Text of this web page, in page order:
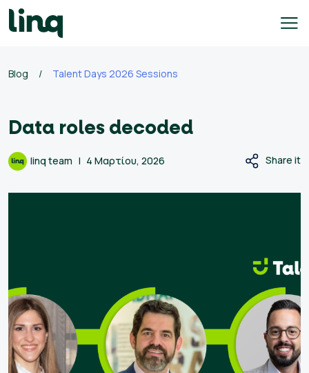
Skip
to
Blog / Talent Days 2026 Sessions
Data roles decoded
linq team 4 Μαρτίου, 2026 Share it